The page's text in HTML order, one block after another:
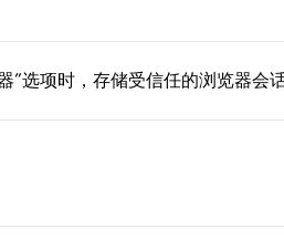
”选项时，存储受信任的浏览器会话